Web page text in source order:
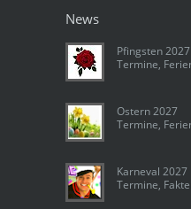
News
Pfingsten 2027
Termine,
Ostern 2027
Termine,
Karneval 2027
Termine,